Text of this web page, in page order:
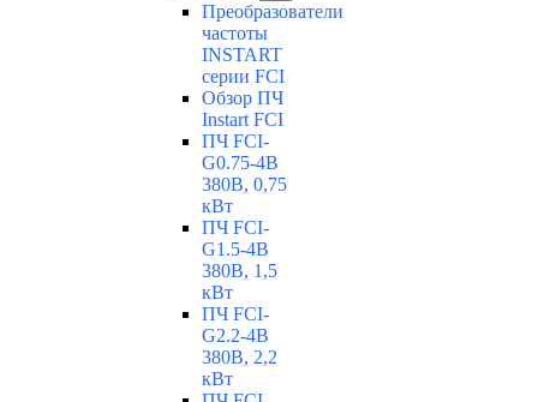
Преобразователи
частоты
INSTART
серии FCI
Обзор ПЧ
Instart FCI
ПЧ FCI-
G0.75-4B
380В, 0,75
кВт
ПЧ FCI-
G1.5-4B
380В, 1,5
кВт
ПЧ FCI-
G2.2-4B
380В, 2,2
кВт